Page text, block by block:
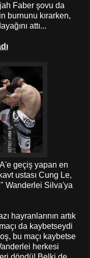
Faber şovu da
burnunu kırarken,
attı...
geçiş yapan en
ustası Cung Le,
Wanderlei Silva'ya
hayranlarının artık
da kaybetseydi
bu maçı kaybetse
herkesi